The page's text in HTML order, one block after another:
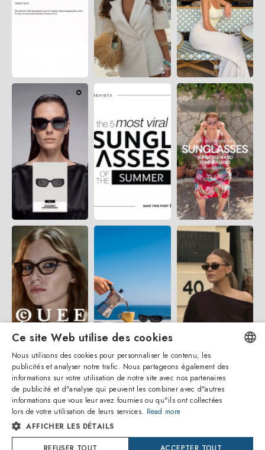
ENGLISH
ITALIAN
Ce site Web utilise des cookies
Nous utilisons des cookies pour personnaliser le contenu, les
publicités et analyser notre trafic. Nous partageons également des
informations sur votre utilisation de notre site avec nos partenaires
de publicité et d"analyse qui peuvent les combiner avec d"autres
informations que vous leur avez fournies ou qu"ils ont collectées
lors de votre utilisation de leurs services. Read more
AFFICHER LES DÉTAILS